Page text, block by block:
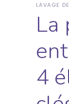
LAVAGE
La
4